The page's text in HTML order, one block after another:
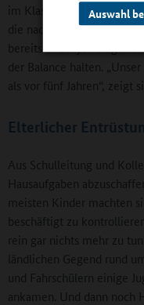
Auswahl
im Klassenbuch
die nachfolgenden
bereits in der jeweiligen
der Balance halten.
als vor fünf Jahren“, zeigt
Elterlicher
Aus Schulleitung und
Hausaufgaben
meisten Kinder machten
beschäftigt zu
rein gar nichts mehr zu
ländlichen Gegend rund
und Fahrschülern einige
ankamen. Und dann noch